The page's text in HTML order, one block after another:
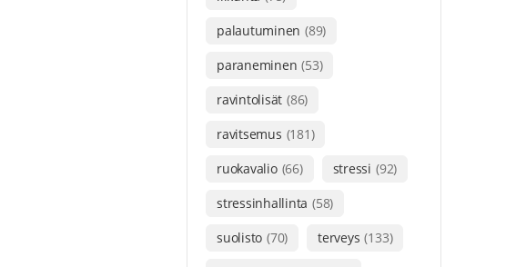
palautuminen (89)
paraneminen (53)
ravintolisät (86)
ravitsemus (181)
ruokavalio (66) stressi (92)
stressinhallinta (58)
suolisto (70) terveys (133)